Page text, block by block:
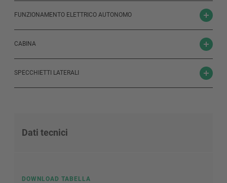
FUNZIONAMENTO ELETTRICO AUTONOMO
CABINA
SPECCHIETTI LATERALI
Dati tecnici
DOWNLOAD TABELLA